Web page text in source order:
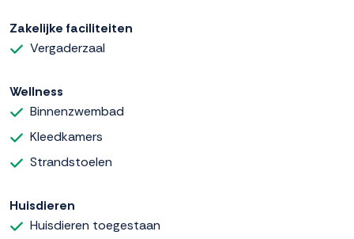
Zakelijke faciliteiten
Vergaderzaal
Wellness
Binnenzwembad
Kleedkamers
Strandstoelen
Huisdieren
Huisdieren toegestaan